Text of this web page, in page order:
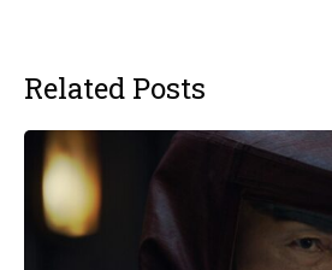
Related Posts